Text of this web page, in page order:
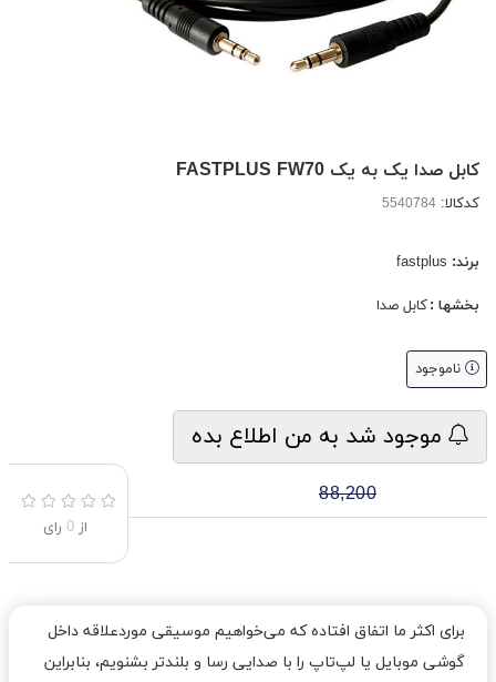
کابل صدا یک به یک FASTPLUS FW70
کدکالا:
برند: fastplus
بخشها :کابل صدا
ناموجود
موجود شد به من اطلاع بده
88,200
از 0 رای
برای اکثر ما اتفاق افتاده که می‌خواهیم موسیقی موردعلاقه داخل
گوشی موبایل یا لپ‌تاپ را با صدایی رسا و بلندتر بشنویم، بنابراین